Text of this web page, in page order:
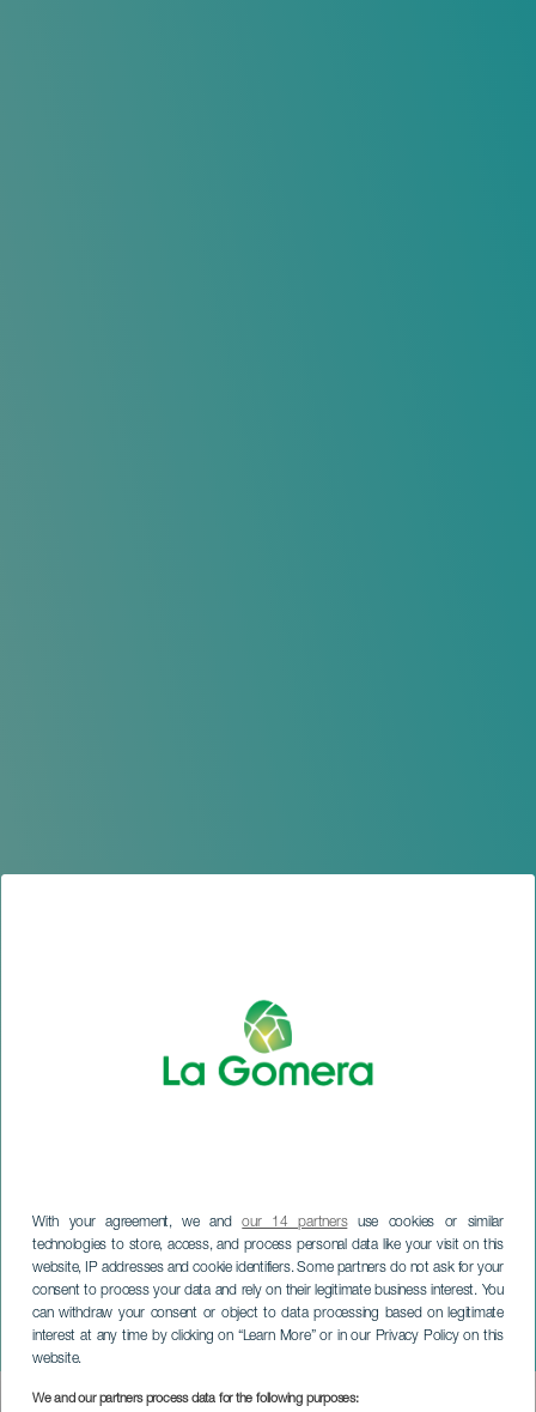
With your agreement, we andour 14 partnersuse cookies or similar
technologies to store, access, and process personal data like your visit on this
website, IP addresses and cookie identifiers. Some partners do not ask for your
consent to process your data and rely on their legitimate business interest. You
can withdraw your consent or object to data processing based on legitimate
interest at any time by clicking on “Learn More” or in our Privacy Policy on this
website.
We and our partners process data for the following purposes:
Tutustu Vallehermosoon:
Roque Cano
LA GOMERA
Imagen